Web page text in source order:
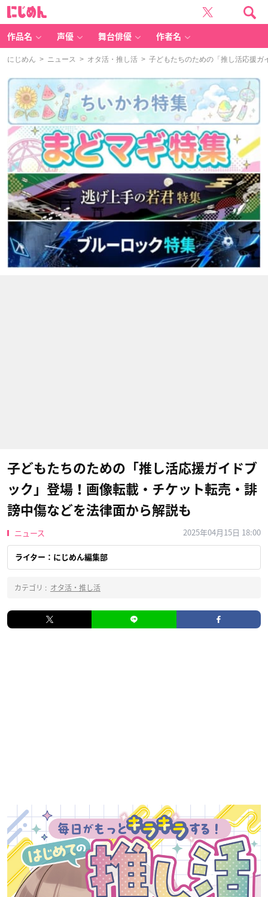
作品名 声優 舞台俳優 作者名
にじめん > ニュース > オタ活・推し活 > 子どもたちのための「推し活応援ガ
子どもたちのための「推し活応援ガイドブ
ック」登場！画像転載・チケット転売・誹
謗中傷などを法律面から解説も
ニュース 2025年04月15日 18:00
ライター：にじめん編集部
カテゴリ : オタ活・推し活